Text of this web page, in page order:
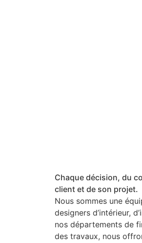
Chaque décision, du
client et de son projet.
Nous sommes une
designers d’intérieur,
nos départements de
des travaux, nous